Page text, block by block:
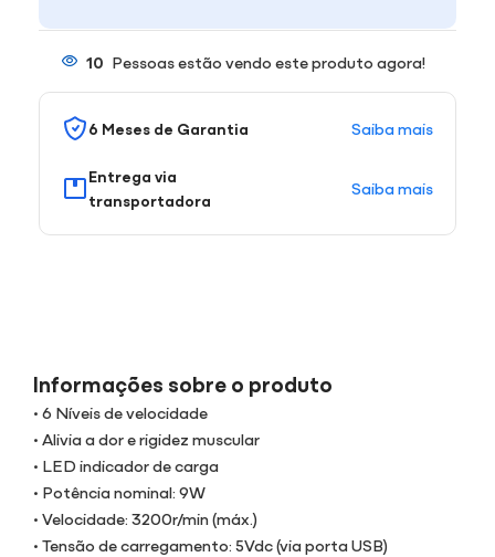
10 Pessoas estão vendo este produto agora!
6 Meses de Garantia Saiba mais
Entrega via
transportadora
Saiba mais
Informações sobre o produto
• 6 Níveis de velocidade
• Alivia a dor e rigidez muscular
• LED indicador de carga
• Potência nominal: 9W
• Velocidade: 3200r/min (máx.)
• Tensão de carregamento: 5Vdc (via porta USB)